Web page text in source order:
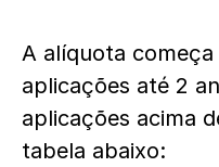
A alíquota
aplicações até 2
aplicações acima
tabela abaixo: